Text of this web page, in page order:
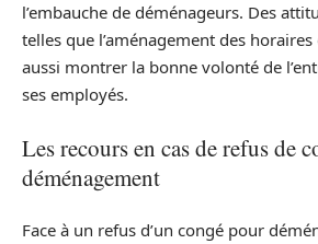
l’embauche de déménageurs. Des
telles que l’aménagement des
aussi montrer la bonne volonté de
ses employés.
Les recours en cas de refus de
déménagement
Face à un refus d’un congé pour